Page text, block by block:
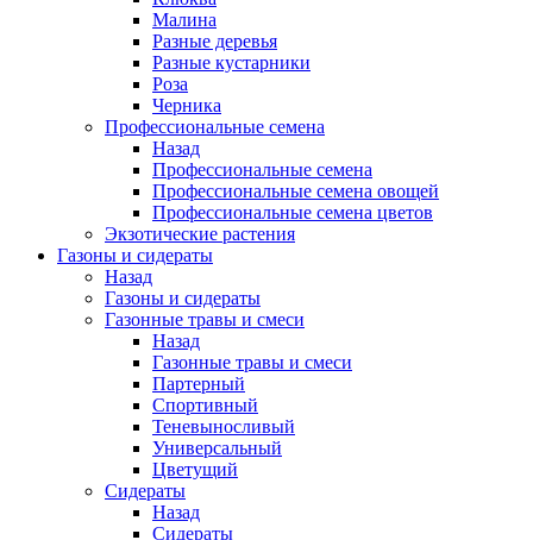
Малина
Разные деревья
Разные кустарники
Роза
Черника
Профессиональные семена
Назад
Профессиональные семена
Профессиональные семена овощей
Профессиональные семена цветов
Экзотические растения
Газоны и сидераты
Назад
Газоны и сидераты
Газонные травы и смеси
Назад
Газонные травы и смеси
Партерный
Спортивный
Теневыносливый
Универсальный
Цветущий
Сидераты
Назад
Сидераты